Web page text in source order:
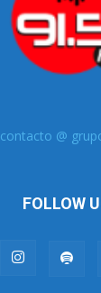
contacto @
FOLLOW